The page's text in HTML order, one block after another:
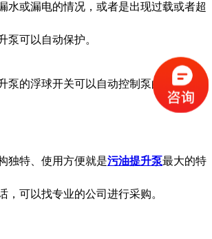
水或漏电的情况，或者是出现过载或者超
泵可以自动保护。
的浮球开关可以自动控制泵的运行，使
特、使用方便就是污油提升泵最大的特
，可以找专业的公司进行采购。